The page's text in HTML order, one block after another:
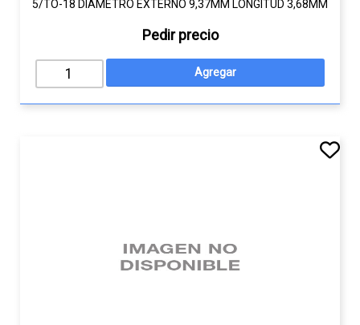
5/TO-18 DIAMETRO EXTERNO 9,37MM LONGITUD 3,68MM
Pedir precio